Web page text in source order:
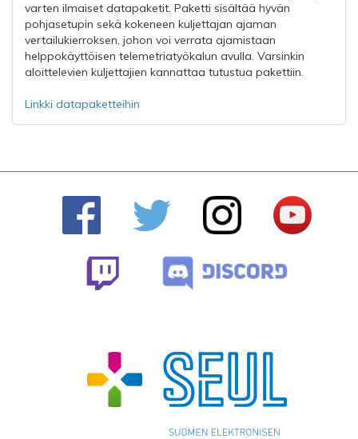
varten ilmaiset datapaketit. Paketti sisältää hyvän
pohjasetupin sekä kokeneen kuljettajan ajaman
vertailukierroksen, johon voi verrata ajamistaan
helppokäyttöisen telemetriatyökalun avulla. Varsinkin
aloittelevien kuljettajien kannattaa tutustua pakettiin.
Linkki datapaketteihin